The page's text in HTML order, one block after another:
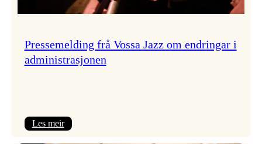
Pressemelding frå Vossa Jazz om endringar i
administrasjonen
Les meir: